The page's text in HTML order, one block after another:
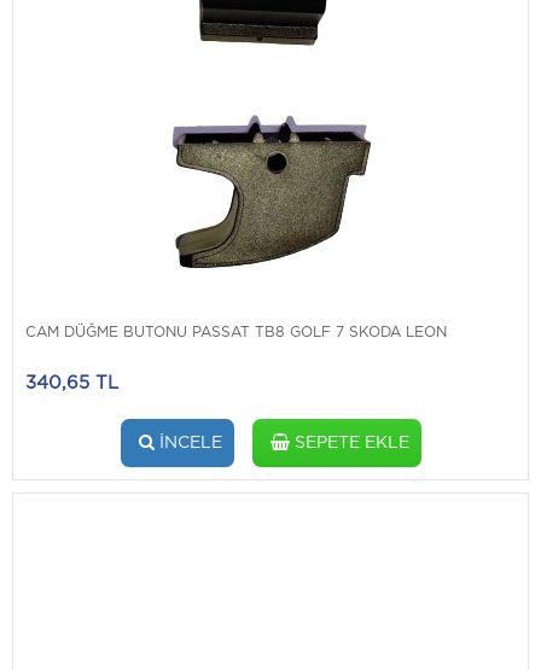
CAM DÜĞME BUTONU PASSAT TB8 GOLF 7 SKODA LEON
340,65 TL
İNCELE SEPETE EKLE